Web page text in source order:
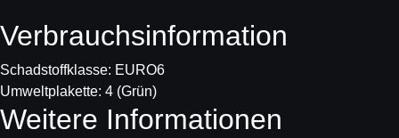
Verbrauchs­information
Schadstoffklasse: EURO6
Umweltplakette: 4 (Grün)
Weitere Informationen